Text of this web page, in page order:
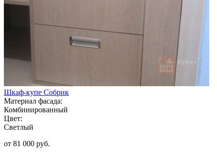
Шкаф-купе Собрик
Материал фасада:
Комбинированный
Цвет:
Светлый
от 81 000 руб.